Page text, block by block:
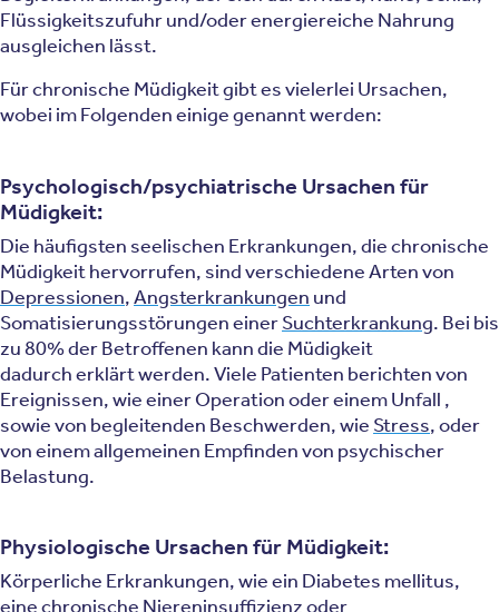
Flüssigkeitszufuhr und/oder energiereiche Nahrung
ausgleichen lässt.
Für chronische Müdigkeit gibt es vielerlei Ursachen,
wobei im Folgenden einige genannt werden:
Psychologisch/psychiatrische Ursachen für
Müdigkeit:
Die häufigsten seelischen Erkrankungen, die chronische
Müdigkeit hervorrufen, sind verschiedene Arten von
Depressionen,Angsterkrankungen und
Somatisierungsstörungen einerSuchterkrankung. Bei bis
zu 80% der Betroffenen kann die Müdigkeit
dadurch erklärt werden. Viele Patienten berichten von
Ereignissen, wie einer Operation oder einem Unfall ,
sowie von begleitenden Beschwerden, wie Stress, oder
von einem allgemeinen Empfinden von psychischer
Belastung.
Physiologische Ursachen für Müdigkeit:
Körperliche Erkrankungen, wie ein Diabetes mellitus,
eine chronische Niereninsuffizienz oder